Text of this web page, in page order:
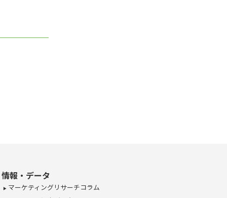
情報・データ
マーケティングリサーチコラム